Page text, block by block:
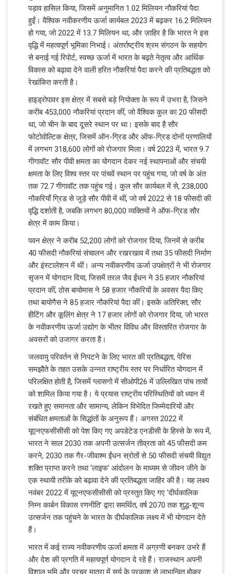
पड़ाव हासिल किया, जिसमें अनुमानित 1.02 मिलियन नौकरियां पैदा
हुईं। वैश्विक नवीकरणीय ऊर्जा कार्यबल 2023 में बढ़कर 16.2 मिलियन
हो गया, जो 2022 में 13.7 मिलियन था, और ज़ाहिर है कि भारत ने इस
वृद्धि में महत्वपूर्ण भूमिका निभाई। अंतर्राष्ट्रीय श्रम संगठन के सहयोग
से बनाई गई रिपोर्ट, स्वच्छ ऊर्जा में भारत के बढ़ते नेतृत्व और आर्थिक
विकास को बढ़ावा देने वाली हरित नौकरियां पैदा करने की प्रतिबद्धता को
रेखांकित करती है।
हाइड्रोपावर इस क्षेत्र में सबसे बड़े नियोक्ता के रूप में उभरा है, जिसने
करीब 453,000 नौकरियां प्रदान कीं, जो वैश्विक कुल का 20 फीसदी
था, जो चीन के बाद दूसरे स्थान पर था। इसके बाद है सौर
फोटोवोल्टिक क्षेत्र, जिसमें ऑन-ग्रिड और ऑफ-ग्रिड दोनों प्रणालियों
में लगभग 318,600 लोगों को रोजगार मिला। वर्ष 2023 में, भारत 9.7
गीगावॉट सौर पीवी क्षमता का योगदान देकर नई स्थापनाओं और संचयी
क्षमता के लिए विश्व स्तर पर पांचवें स्थान पर पहुंच गया, जो वर्ष के अंत
तक 72.7 गीगावॉट तक पहुंच गई। कुल सौर कार्यबल में से, 238,000
नौकरियाँ ग्रिड से जुड़े सौर पीवी में थीं, जो वर्ष 2022 से 18 फीसदी की
वृद्धि दर्शाती है, जबकि लगभग 80,000 व्यक्तियों ने ऑफ-ग्रिड सौर
क्षेत्र में काम किया।
पवन क्षेत्र ने करीब 52,200 लोगों को रोजगार दिया, जिनमें से करीब
40 फीसदी नौकरियां संचालन और रखरखाव में तथा 35 फीसदी निर्माण
और इंस्टालेशन में थीं। अन्य नवीकरणीय ऊर्जा उपक्षेत्रों ने भी रोजगार
सृजन में योगदान दिया, जिसमें तरल जैव ईंधन ने 35 हजार नौकरियां
प्रदान कीं, ठोस बायोमास ने 58 हजार नौकरियों के अवसर पैदा किए
तथा बायोगैस ने 85 हजार नौकरियां पैदा कीं। इसके अतिरिक्त, सौर
हीटिंग और कूलिंग क्षेत्र ने 17 हजार लोगों को रोजगार दिया, जो भारत
के नवीकरणीय ऊर्जा उद्योग के भीतर विविध और विस्तारित रोजगार के
अवसरों को उजागर करता है।
जलवायु परिवर्तन से निपटने के लिए भारत की प्रतिबद्धता, पेरिस
समझौते के तहत उसके उन्नत राष्ट्रीय स्तर पर निर्धारित योगदान में
परिलक्षित होती है, जिसमें ग्लासगो में सीओपी26 में उल्लिखित पांच तत्वों
को शामिल किया गया है। ये प्रयास राष्ट्रीय परिस्थितियों को ध्यान में
रखते हुए समानता और सामान्य, लेकिन विभेदित जिम्मेदारियों और
संबंधित क्षमताओं के सिद्धांतों के अनुरूप हैं। अगस्त 2022 में
यूएनएफसीसीसी को पेश किए गए अपडेटेड एनडीसी के हिस्से के रूप में,
भारत ने साल 2030 तक अपनी उत्सर्जन तीव्रता को 45 फीसदी कम
करने, 2030 तक गैर-जीवाश्म ईंधन स्रोतों से 50 फीसदी संचयी विद्युत
शक्ति प्राप्त करने तथा 'लाइफ' आंदोलन के माध्यम से जीवन जीने के
एक स्थायी तरीके को बढ़ावा देने की प्रतिबद्धता जाहिर की है। यह लक्ष्य
नवंबर 2022 में यूएनएफसीसीसी को प्रस्तुत किए गए 'दीर्घकालिक
निम्न कार्बन विकास रणनीति' द्वारा समर्थित, वर्ष 2070 तक शुद्ध-शून्य
उत्सर्जन तक पहुंचने के भारत के दीर्घकालिक लक्ष्य में भी योगदान देते
हैं।
भारत में कई राज्य नवीकरणीय ऊर्जा क्षमता में अग्रणी बनकर उभरे हैं
और देश की प्रगति में महत्वपूर्ण योगदान दे रहे हैं। राजस्थान अपनी
विशाल भूमि और प्रचुर मात्रा में सूर्य के प्रकाश से लाभान्वित होकर